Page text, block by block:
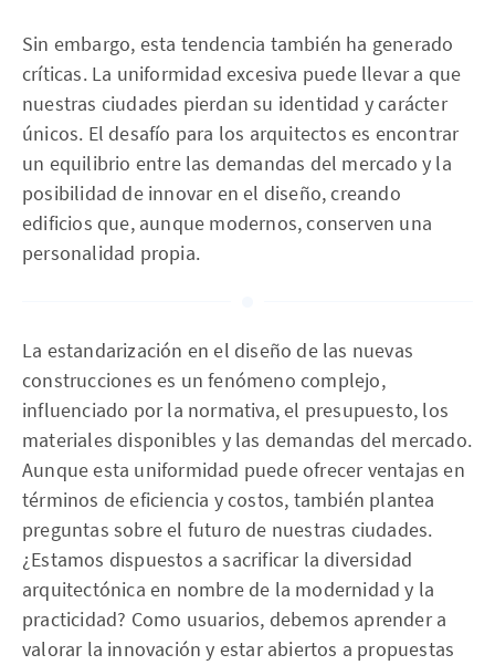
Sin embargo, esta tendencia también ha generado
críticas. La uniformidad excesiva puede llevar a que
nuestras ciudades pierdan su identidad y carácter
únicos. El desafío para los arquitectos es encontrar
un equilibrio entre las demandas del mercado y la
posibilidad de innovar en el diseño, creando
edificios que, aunque modernos, conserven una
personalidad propia.
La estandarización en el diseño de las nuevas
construcciones es un fenómeno complejo,
influenciado por la normativa, el presupuesto, los
materiales disponibles y las demandas del mercado.
Aunque esta uniformidad puede ofrecer ventajas en
términos de eficiencia y costos, también plantea
preguntas sobre el futuro de nuestras ciudades.
¿Estamos dispuestos a sacrificar la diversidad
arquitectónica en nombre de la modernidad y la
practicidad? Como usuarios, debemos aprender a
valorar la innovación y estar abiertos a propuestas